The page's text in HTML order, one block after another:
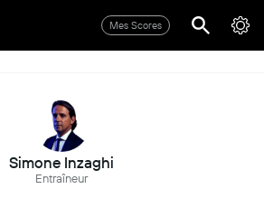
Mes Scores
Simone Inzaghi
Entraîneur